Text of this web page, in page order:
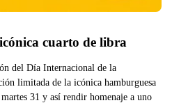
cuarto de libra
del Día Internacional de la
limitada de la icónica hamburguesa
31 y así rendir homenaje a uno